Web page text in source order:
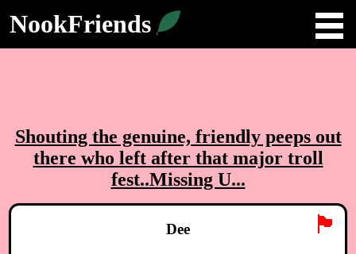
NookFriends
Shouting the genuine, friendly peeps out
there who left after that major troll
fest..Missing U...
🏴
Dee